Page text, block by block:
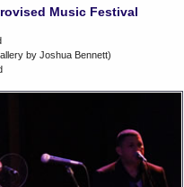
Music Festival
by Joshua Bennett)